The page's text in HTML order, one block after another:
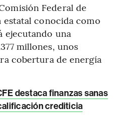
Federal de
conocida como
ejecutando una
millones, unos
cobertura de energía
destaca finanzas sanas
crediticia